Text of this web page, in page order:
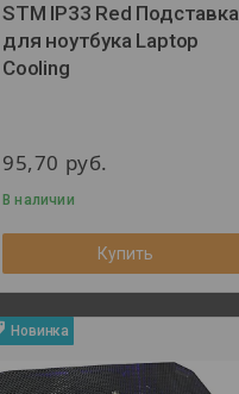
STM IP33 Red Подставка
для ноутбука Laptop
Cooling
95,70 руб.
В наличии
Купить
Новинка